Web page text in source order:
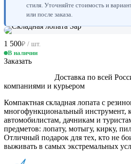
стиля. Уточняйте стоимость и
или после заказа.
1 500₽ / шт.
В наличии
Заказать
Доставка по всей
компаниями и курьером
Компактная складная лопата с
многофункциональный инструмент,
автомобилистам, дачникам и
предметов: лопату, мотыгу, кирку,
Отличный подарок для тех, кто не
выживать в самых экстремальных